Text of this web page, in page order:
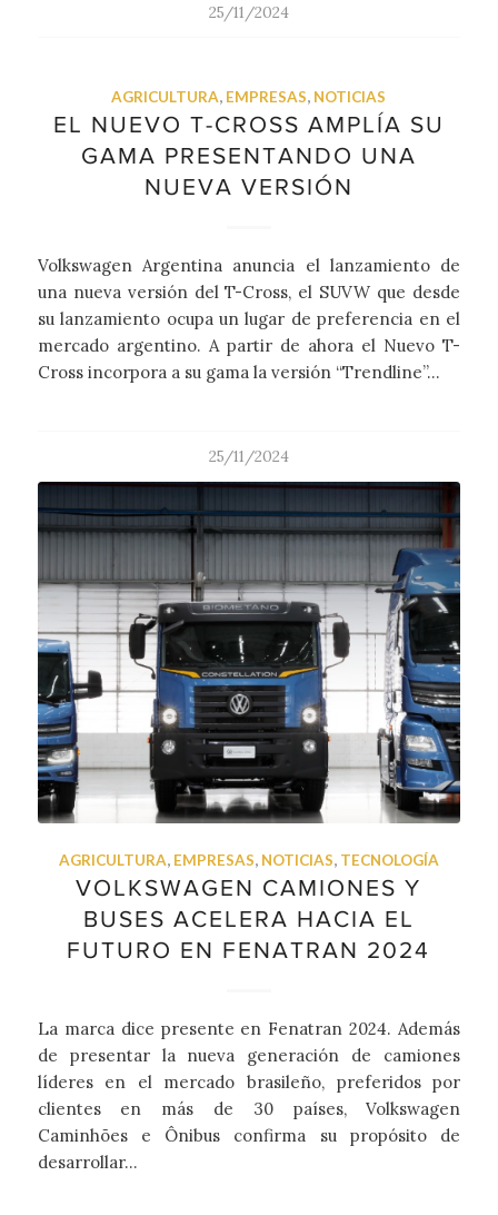
25/11/2024
AGRICULTURA, EMPRESAS, NOTICIAS
EL NUEVO T-CROSS AMPLÍA SU
GAMA PRESENTANDO UNA
NUEVA VERSIÓN
Volkswagen Argentina anuncia el lanzamiento de
una nueva versión del T-Cross, el SUVW que desde
su lanzamiento ocupa un lugar de preferencia en el
mercado argentino. A partir de ahora el Nuevo T-
Cross incorpora a su gama la versión “Trendline”…
25/11/2024
AGRICULTURA, EMPRESAS, NOTICIAS, TECNOLOGÍA
VOLKSWAGEN CAMIONES Y
BUSES ACELERA HACIA EL
FUTURO EN FENATRAN 2024
La marca dice presente en Fenatran 2024. Además
de presentar la nueva generación de camiones
líderes en el mercado brasileño, preferidos por
clientes en más de 30 países, Volkswagen
Caminhões e Ônibus confirma su propósito de
desarrollar…